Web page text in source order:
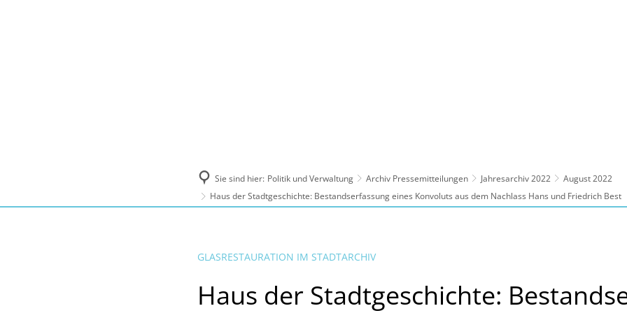
Sie sind hier: Politik und Verwaltung Archiv Pressemitteilungen Jahresarchiv 2022
August 2022
Haus der Stadtgeschichte: Bestandserfassung eines Konvoluts aus dem Nachlass Hans und Friedrich Best
GLASRESTAURATION IM STADTARCHIV
Haus der Stadtgeschichte: